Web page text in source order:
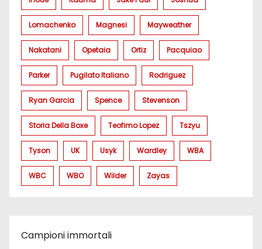
Lomachenko Magnesi Mayweather
Nakatani Opetaia Ortiz Pacquiao
Parker Pugilato Italiano Rodriguez
Ryan Garcia Spence Stevenson
Storia Della Boxe Teofimo Lopez Tszyu
Tyson UK Usyk Wardley WBA
WBC WBO Wilder Zayas
Campioni immortali